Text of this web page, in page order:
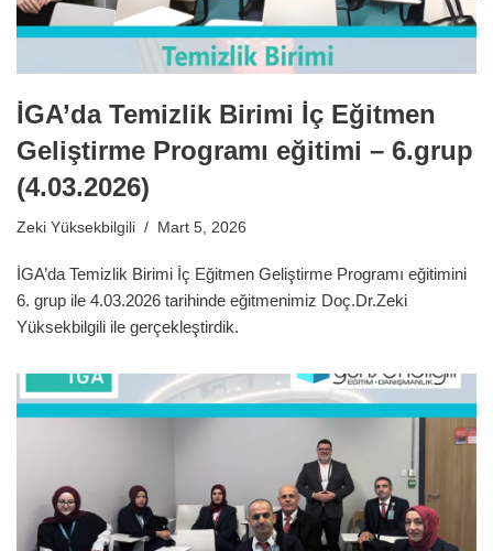
İGA’da Temizlik Birimi İç Eğitmen
Geliştirme Programı eğitimi – 6.grup
(4.03.2026)
Zeki Yüksekbilgili Mart 5, 2026
İGA’da Temizlik Birimi İç Eğitmen Geliştirme Programı eğitimini
6. grup ile 4.03.2026 tarihinde eğitmenimiz Doç.Dr.Zeki
Yüksekbilgili ile gerçekleştirdik.